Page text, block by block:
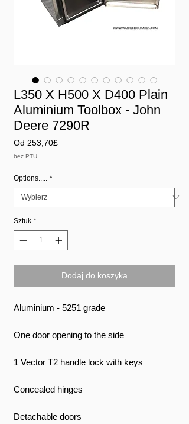
L350 X H500 X D400 Plain
Aluminium Toolbox - John
Deere 7290R
Od 253,70£
bez PTU
Options..... *
Sztuk *
Dodaj do koszyka
Aluminium - 5251 grade
One door opening to the side
1 Vector T2 handle lock with keys
Concealed hinges
Detachable doors